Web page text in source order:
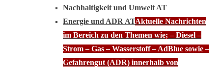
Nachhaltigkeit und Umwelt AT
Energie und ADR ATAktuelle Nachrichten
im Bereich zu den Themen wie; – Diesel –
Strom – Gas – Wasserstoff – AdBlue sowie –
Gefahrengut (ADR) innerhalb von